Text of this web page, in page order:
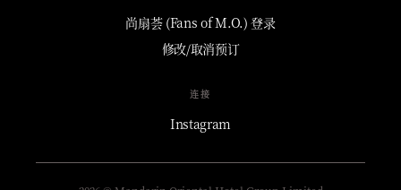
尚扇荟 (Fans of M.O.) 登录
修改/取消预订
连接
Instagram